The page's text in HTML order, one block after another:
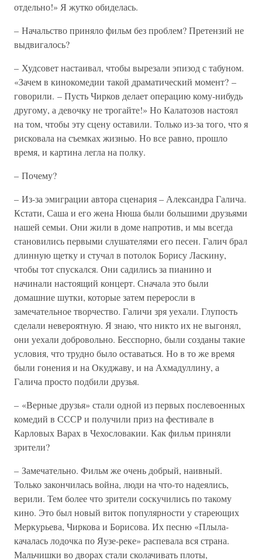
отдельно!» Я жутко обиделась.
– Начальство приняло фильм без проблем? Претензий не
выдвигалось?
– Худсовет настаивал, чтобы вырезали эпизод с табуном.
«Зачем в кинокомедии такой драматический момент? –
говорили. – Пусть Чирков делает операцию кому-нибудь
другому, а девочку не трогайте!» Но Калатозов настоял
на том, чтобы эту сцену оставили. Только из-за того, что я
рисковала на съемках жизнью. Но все равно, прошло
время, и картина легла на полку.
– Почему?
– Из-за эмиграции автора сценария – Александра Галича.
Кстати, Саша и его жена Нюша были большими друзьями
нашей семьи. Они жили в доме напротив, и мы всегда
становились первыми слушателями его песен. Галич брал
длинную щетку и стучал в потолок Борису Ласкину,
чтобы тот спускался. Они садились за пианино и
начинали настоящий концерт. Сначала это были
домашние шутки, которые затем переросли в
замечательное творчество. Галичи зря уехали. Глупость
сделали невероятную. Я знаю, что никто их не выгонял,
они уехали добровольно. Бесспорно, были созданы такие
условия, что трудно было оставаться. Но в то же время
были гонения и на Окуджаву, и на Ахмадуллину, а
Галича просто подбили друзья.
– «Верные друзья» стали одной из первых послевоенных
комедий в СССР и получили приз на фестивале в
Карловых Варах в Чехословакии. Как фильм приняли
зрители?
– Замечательно. Фильм же очень добрый, наивный.
Только закончилась война, люди на что-то надеялись,
верили. Тем более что зрители соскучились по такому
кино. Это был новый виток популярности у стареющих
Меркурьева, Чиркова и Борисова. Их песню «Плыла-
качалась лодочка по Яузе-реке» распевала вся страна.
Мальчишки во дворах стали сколачивать плоты,